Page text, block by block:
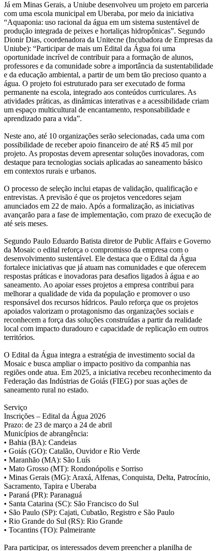
Já em Minas Gerais, a Uniube desenvolveu um projeto em parceria
com uma escola municipal em Uberaba, por meio da iniciativa
“Aquaponia: uso racional da água em um sistema sustentável de
produção integrada de peixes e hortaliças hidropônicas”. Segundo
Dionir Dias, coordenadora da Unitecne (Incubadora de Empresas da
Uniube): “Participar de mais um Edital da Água foi uma
oportunidade incrível de contribuir para a formação de alunos,
professores e da comunidade sobre a importância da sustentabilidade
e da educação ambiental, a partir de um bem tão precioso quanto a
água. O projeto foi estruturado para ser executado de forma
permanente na escola, integrado aos conteúdos curriculares. As
atividades práticas, as dinâmicas interativas e a acessibilidade criam
um espaço multicultural de encantamento, responsabilidade e
aprendizado para a vida”.
Neste ano, até 10 organizações serão selecionadas, cada uma com
possibilidade de receber apoio financeiro de até R$ 45 mil por
projeto. As propostas devem apresentar soluções inovadoras, com
destaque para tecnologias sociais aplicadas ao saneamento básico
em contextos rurais e urbanos.
O processo de seleção inclui etapas de validação, qualificação e
entrevistas. A previsão é que os projetos vencedores sejam
anunciados em 22 de maio. Após a formalização, as iniciativas
avançarão para a fase de implementação, com prazo de execução de
até seis meses.
Segundo Paulo Eduardo Batista diretor de Public Affairs e Governo
da Mosaic o edital reforça o compromisso da empresa com o
desenvolvimento sustentável. Ele destaca que o Edital da Água
fortalece iniciativas que já atuam nas comunidades e que oferecem
respostas práticas e inovadoras para desafios ligados à água e ao
saneamento. Ao apoiar esses projetos a empresa contribui para
melhorar a qualidade de vida da população e promover o uso
responsável dos recursos hídricos. Paulo reforça que os projetos
apoiados valorizam o protagonismo das organizações sociais e
reconhecem a força das soluções construídas a partir da realidade
local com impacto duradouro e capacidade de replicação em outros
territórios.
O Edital da Água integra a estratégia de investimento social da
Mosaic e busca ampliar o impacto positivo da companhia nas
regiões onde atua. Em 2025, a iniciativa recebeu reconhecimento da
Federação das Indústrias de Goiás (FIEG) por suas ações de
saneamento rural no estado.
Serviço
Inscrições – Edital da Água 2026
Prazo: de 23 de março a 24 de abril
Municípios de abrangência:
• Bahia (BA): Candeias
• Goiás (GO): Catalão, Ouvidor e Rio Verde
• Maranhão (MA): São Luís
• Mato Grosso (MT): Rondonópolis e Sorriso
• Minas Gerais (MG): Araxá, Alfenas, Conquista, Delta, Patrocínio,
Sacramento, Tapira e Uberaba
• Paraná (PR): Paranaguá
• Santa Catarina (SC): São Francisco do Sul
• São Paulo (SP): Cajati, Cubatão, Registro e São Paulo
• Rio Grande do Sul (RS): Rio Grande
• Tocantins (TO): Palmeirante
Para participar, os interessados devem preencher a planilha de